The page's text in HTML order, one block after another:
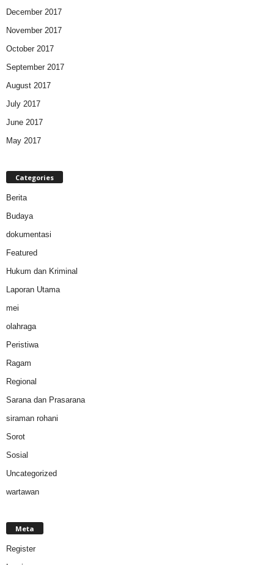
December 2017
November 2017
October 2017
September 2017
August 2017
July 2017
June 2017
May 2017
Categories
Berita
Budaya
dokumentasi
Featured
Hukum dan Kriminal
Laporan Utama
mei
olahraga
Peristiwa
Ragam
Regional
Sarana dan Prasarana
siraman rohani
Sorot
Sosial
Uncategorized
wartawan
Meta
Register